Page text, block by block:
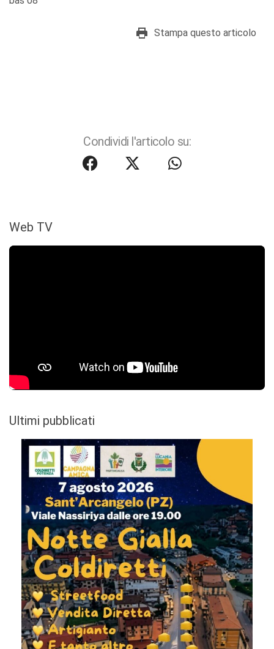
Stampa questo articolo
Condividi l'articolo su:
Web TV
Ultimi pubblicati